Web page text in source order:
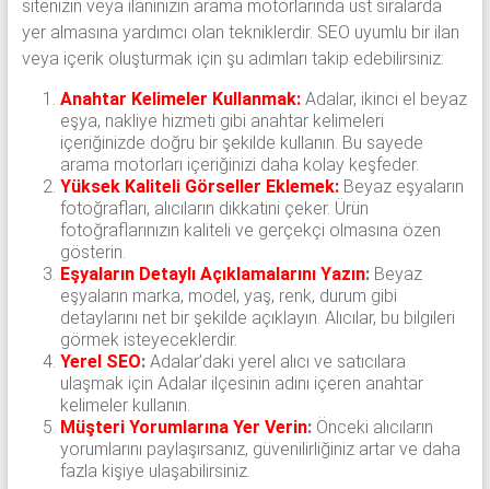
sitenizin veya ilanınızın arama motorlarında üst sıralarda
yer almasına yardımcı olan tekniklerdir. SEO uyumlu bir ilan
veya içerik oluşturmak için şu adımları takip edebilirsiniz:
Anahtar Kelimeler Kullanmak:Adalar, ikinci el beyaz
eşya, nakliye hizmeti gibi anahtar kelimeleri
içeriğinizde doğru bir şekilde kullanın. Bu sayede
arama motorları içeriğinizi daha kolay keşfeder.
Yüksek Kaliteli Görseller Eklemek:Beyaz eşyaların
fotoğrafları, alıcıların dikkatini çeker. Ürün
fotoğraflarınızın kaliteli ve gerçekçi olmasına özen
gösterin.
Eşyaların Detaylı Açıklamalarını Yazın:Beyaz
eşyaların marka, model, yaş, renk, durum gibi
detaylarını net bir şekilde açıklayın. Alıcılar, bu bilgileri
görmek isteyeceklerdir.
Yerel SEO:Adalar’daki yerel alıcı ve satıcılara
ulaşmak için Adalar ilçesinin adını içeren anahtar
kelimeler kullanın.
Müşteri Yorumlarına Yer Verin:Önceki alıcıların
yorumlarını paylaşırsanız, güvenilirliğiniz artar ve daha
fazla kişiye ulaşabilirsiniz.